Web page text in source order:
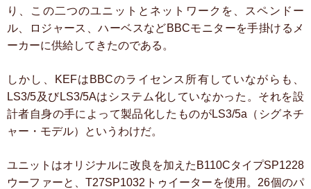
り、この二つのユニットとネットワークを、スペンドー
ル、ロジャース、ハーベスなどBBCモニターを手掛けるメ
ーカーに供給してきたのである。
しかし、KEFはBBCのライセンス所有していながらも、
LS3/5及びLS3/5Aはシステム化していなかった。それを設
計者自身の手によって製品化したものがLS3/5a（シグネチ
ャー・モデル）というわけだ。
ユニットはオリジナルに改良を加えたB110CタイプSP1228
ウーファーと、T27SP1032トゥイーターを使用。26個のパ